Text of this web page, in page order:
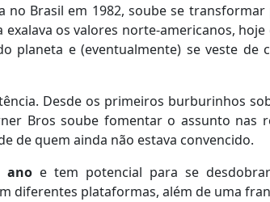
no Brasil em 1982, soube se transformar
os valores norte-americanos, hoje
planeta e (eventualmente) se veste de
Desde os primeiros burburinhos
Bros soube fomentar o assunto nas
de quem ainda não estava convencido.
anoe tem potencial para se
diferentes plataformas, além de uma